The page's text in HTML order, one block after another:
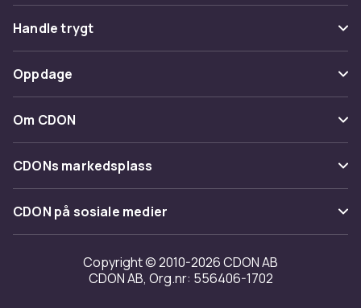
Vanlige spørsmål
Spor pakke
Angre & returner her
Kontakt oss
Handle trygt
Betaling
Levering
Tilbakekallinger
Oppdage
Kategorier
Varemerker
Om CDON
Om oss
Kundeanmeldelser
Jobbe på CDON
Investor relations
Tilgjengelighet
CDONs markedsplass
Merchant Help Center
CDON på sosiale medier
Copyright © 2010-2026 CDON AB
CDON AB, Org.nr: 556406-1702